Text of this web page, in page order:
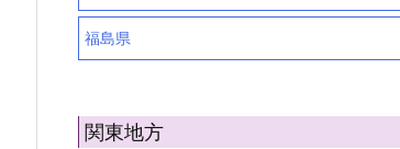
福島県
関東地方